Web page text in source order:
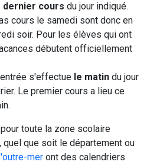
dernier cours du jour indiqué.
cours le samedi sont donc en
soir. Pour les élèves qui ont
débutent officiellement
s'effectue le matin du jour
Le premier cours a lieu ce
toute la zone scolaire
quel que soit le département ou
mer ont des calendriers